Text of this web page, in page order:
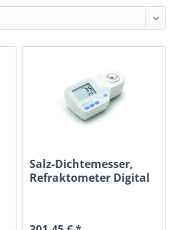
Salz-Dichtemesser,
Refraktometer Digital